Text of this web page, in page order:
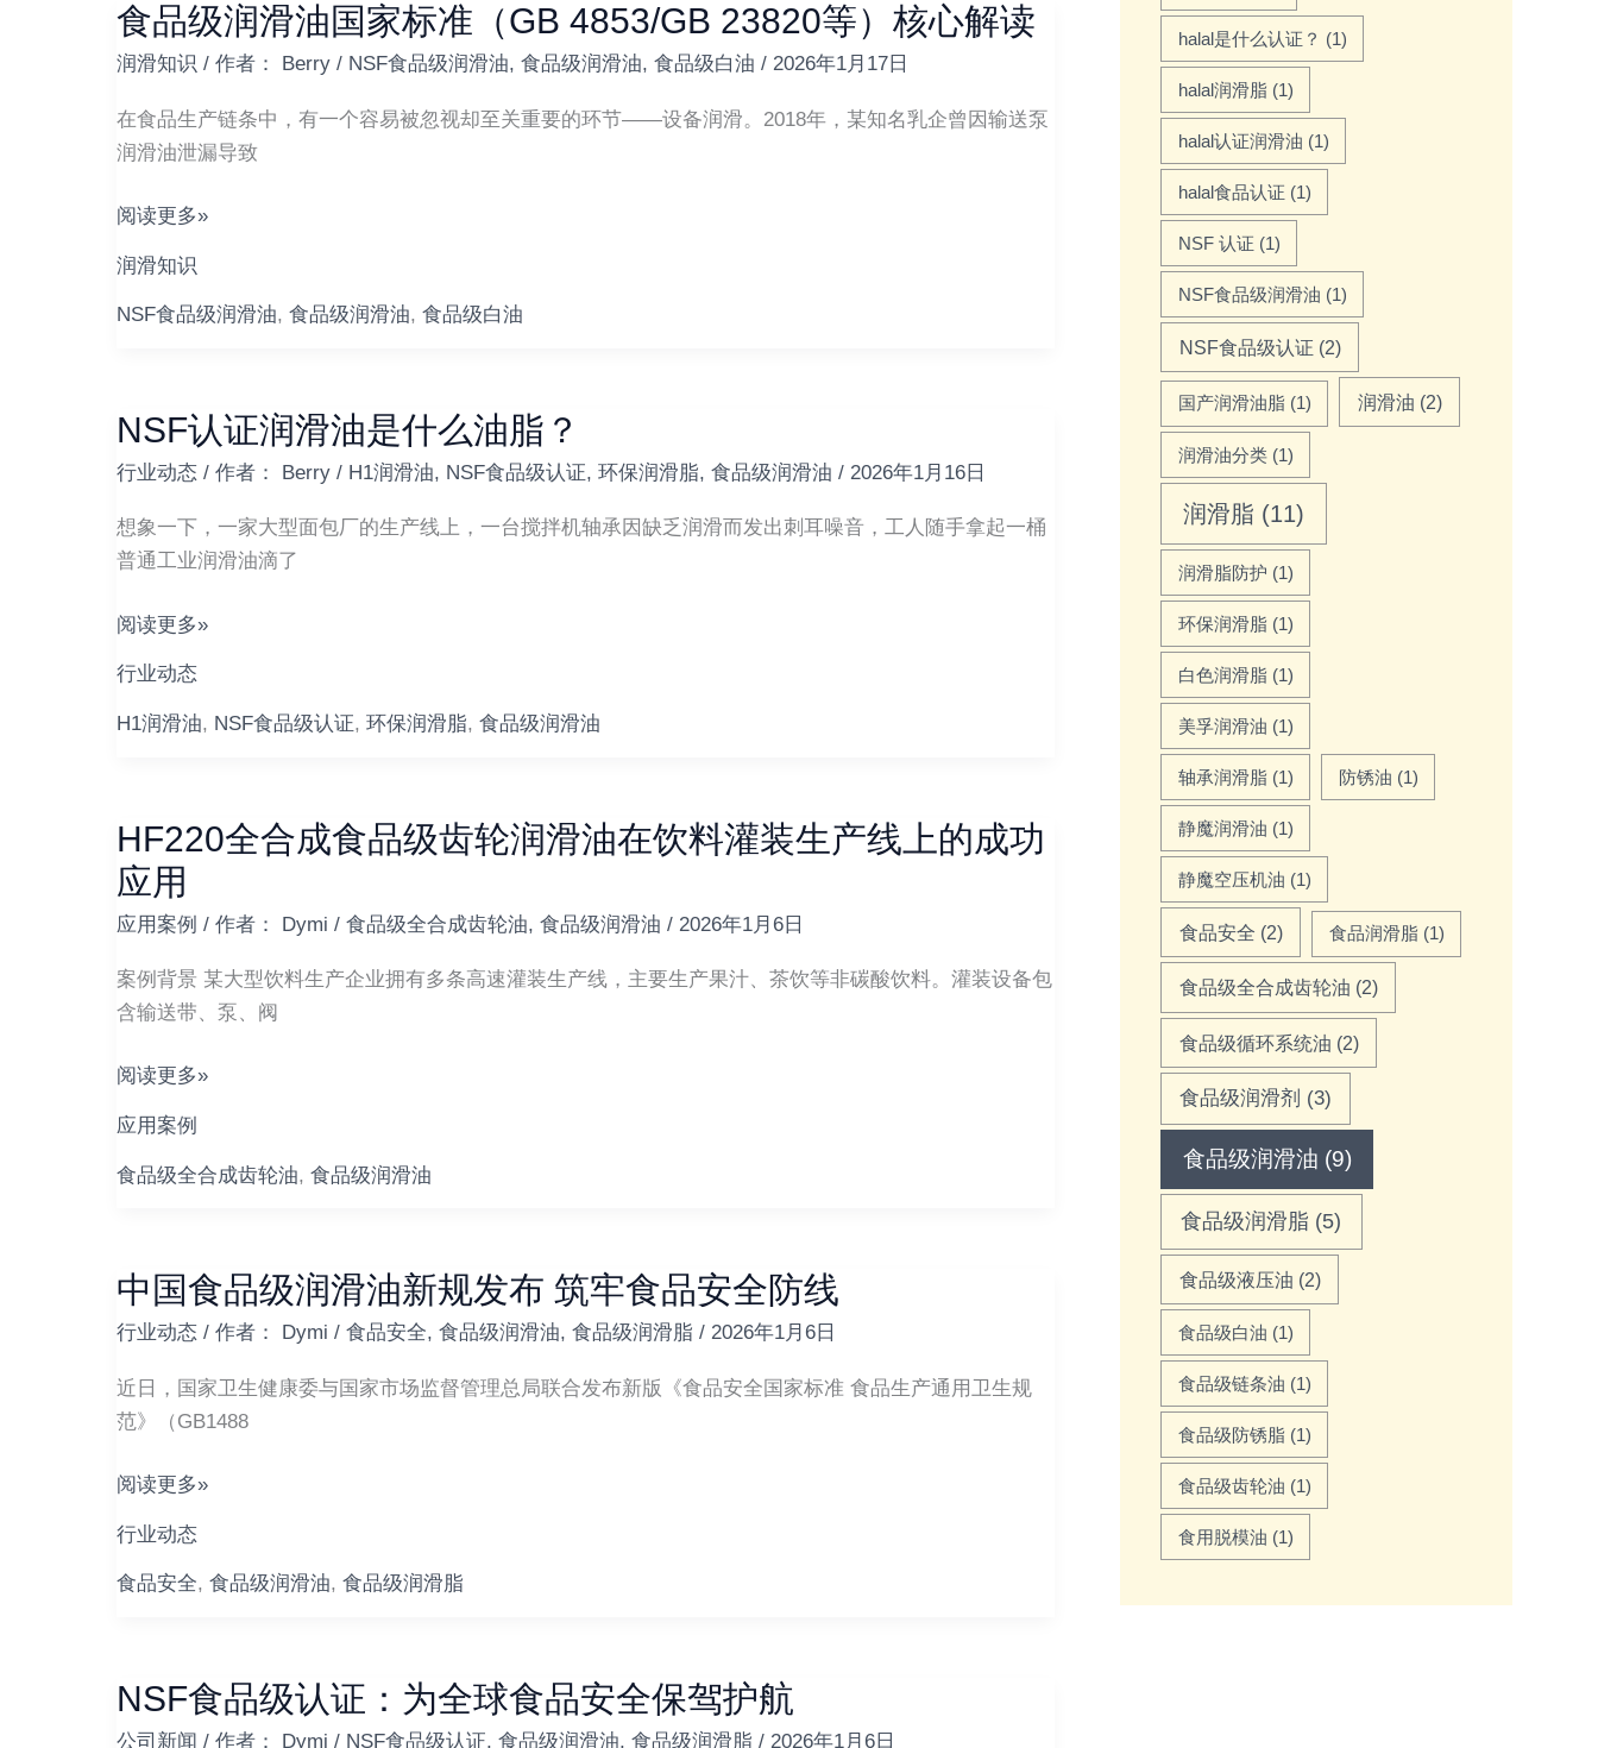
烘
干
备：
保
食
品
效
烘
食品级润滑油国家标准（GB 4853/GB 23820等）核心解读
润滑知识 / 作者： Berry / NSF食品级润滑油, 食品级润滑油, 食品级白油 / 2026年1月17日
在食品生产链条中，有一个容易被忽视却至关重要的环节——设备润滑。2018年，某知名乳企曾因输送泵
润滑油泄漏导致
食
品
润
滑
国
标
准
23820
等）
核
心
解
阅读更多»
润滑知识
NSF食品级润滑油, 食品级润滑油, 食品级白油
NSF认证润滑油是什么油脂？
行业动态/ 作者： Berry / H1润滑油, NSF食品级认证, 环保润滑脂, 食品级润滑油 / 2026年1月16日
想象一下，一家大型面包厂的生产线上，一台搅拌机轴承因缺乏润滑而发出刺耳噪音，工人随手拿起一桶
普通工业润滑油滴了
NSF
认
证
润
滑
是
么
油
阅读更多»
行业动态
H1润滑油, NSF食品级认证, 环保润滑脂, 食品级润滑油
HF220全合成食品级齿轮润滑油在饮料灌装生产线上的成功
应用
应用案例 / 作者： Dymi / 食品级全合成齿轮油, 食品级润滑油 / 2026年1月6日
案例背景 某大型饮料生产企业拥有多条高速灌装生产线，主要生产果汁、茶饮等非碳酸饮料。灌装设备包
含输送带、泵、阀
HF220
全
合
成
食
品
齿
润
滑
料
灌
生
产
上
的
功
阅读更多»
应用案例
食品级全合成齿轮油, 食品级润滑油
中国食品级润滑油新规发布 筑牢食品安全防线‌
行业动态/ 作者： Dymi / 食品安全, 食品级润滑油, 食品级润滑脂 / 2026年1月6日
近日，国家卫生健康委与国家市场监督管理总局联合发布新版《食品安全国家标准 食品生产通用卫生规
范》（GB1488
中
国
品
级
滑
新
规
筑
牢
阅读更多»
行业动态
食品安全, 食品级润滑油, 食品级润滑脂
NSF食品级认证：为全球食品安全保驾护航
公司新闻 / 作者： Dymi / NSF食品级认证, 食品级润滑油, 食品级润滑脂 / 2026年1月6日
NSF
食
halal是什么认证？ (1)
halal润滑脂 (1)
halal认证润滑油 (1)
halal食品认证 (1)
NSF 认证 (1)
NSF食品级润滑油 (1)
NSF食品级认证 (2)
国产润滑油脂 (1) 润滑油 (2)
润滑油分类(1)
润滑脂 (11)
润滑脂防护 (1)
环保润滑脂 (1)
白色润滑脂 (1)
美孚润滑油 (1)
轴承润滑脂 (1) 防锈油 (1)
静魔润滑油 (1)
静魔空压机油 (1)
食品安全 (2) 食品润滑脂 (1)
食品级全合成齿轮油 (2)
食品级循环系统油 (2)
食品级润滑剂 (3)
食品级润滑油 (9)
食品级润滑脂 (5)
食品级液压油 (2)
食品级白油 (1)
食品级链条油 (1)
食品级防锈脂 (1)
食品级齿轮油 (1)
食用脱模油 (1)